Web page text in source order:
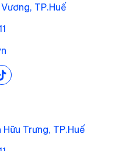
TP.Huế
Trưng, TP.Huế